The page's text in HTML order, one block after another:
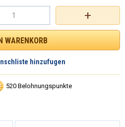
+
hinzufugen
520 Belohnungspunkte